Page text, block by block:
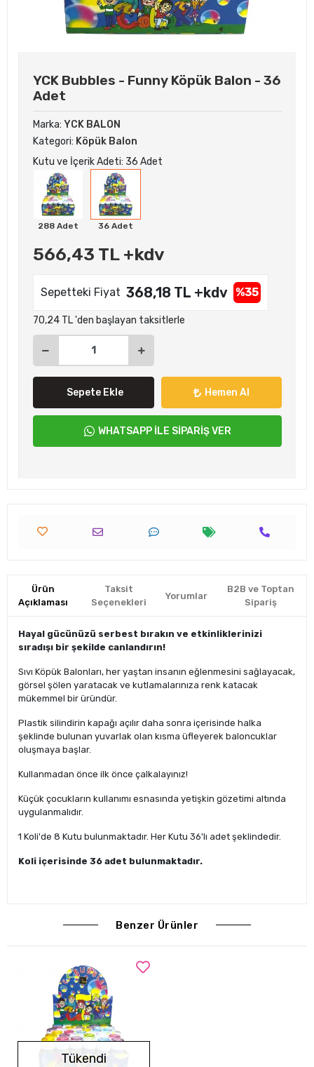
YCK Bubbles - Funny Köpük Balon - 36
Adet
Marka: YCK BALON
Kategori: Köpük Balon
Kutu ve İçerik Adeti: 36 Adet
288 Adet 36 Adet
566,43 TL +kdv
Sepetteki Fiyat 368,18 TL +kdv %35
70,24 TL 'den başlayan taksitlerle
Sepete Ekle Hemen Al
WHATSAPP İLE SİPARİŞ VER
Ürün
Açıklaması
Taksit
Seçenekleri
Yorumlar
B2B ve Toptan
Sipariş
Hayal gücünüzü serbest bırakın ve etkinliklerinizi
sıradışı bir şekilde canlandırın!
Sıvı Köpük Balonları, her yaştan insanın eğlenmesini sağlayacak,
görsel şölen yaratacak ve kutlamalarınıza renk katacak
mükemmel bir üründür.
Plastik silindirin kapağı açılır daha sonra içerisinde halka
şeklinde bulunan yuvarlak olan kısma üfleyerek baloncuklar
oluşmaya başlar.
Kullanmadan önce ilk önce çalkalayınız!
Küçük çocukların kullanımı esnasında yetişkin gözetimi altında
uygulanmalıdır.
1 Koli'de 8 Kutu bulunmaktadır. Her Kutu 36'lı adet şeklindedir.
Koli içerisinde 36 adet bulunmaktadır.
Benzer Ürünler
Tükendi